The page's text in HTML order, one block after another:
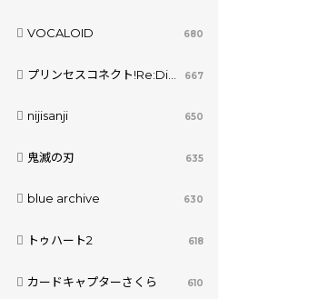
VOCALOID 680
プリンセスコネクト!Re:Dive 667
nijisanji 650
鬼滅の刃 635
blue archive 630
トゥハート2 618
カードキャプターさくら 610